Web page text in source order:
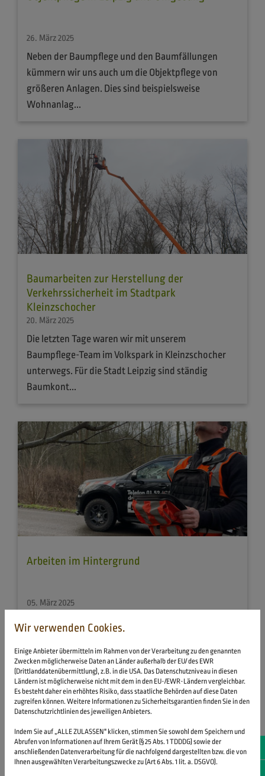
26. März 2025
Neben der Baumpflege und den Baumfällungen
kümmern wir uns auch um die Objektpflege von
größeren Anlagen. Dies sind beispielsweise
Wohnanlag...
Baumarbeiten zur Herstellung der
Verkehrssicherheit im Stadtpark
Kleinzschocher
20. März 2025
Die letzten Tage waren wir mit unserem
Baumpflege-Team im Volkspark in Kleinzschocher
unterwegs. Für die Stadt Leipzig sind ständig
Baumkont...
Arbeiten im Hintergrund
05. März 2025
Wir sind ständig auf den Strassen Leipzigs zu sehen,
Maschinen. Die Baumpflege und natürlich auch...
Wir verwenden Cookies.
Einige Anbieter übermitteln im Rahmen von der Verarbeitung zu den genannten
Zwecken möglicherweise Daten an Länder außerhalb der EU/ des EWR
(Drittlanddatenübermittlung), z.B. in die USA. Das Datenschutzniveau in diesen
Ländern ist möglicherweise nicht mit dem in den EU-/EWR-Ländern vergleichbar.
Es besteht daher ein erhöhtes Risiko, dass staatliche Behörden auf diese Daten
zugreifen können. Weitere Informationen zu Sicherheitsgarantien finden Sie in den
Datenschutzrichtlinien des jeweiligen Anbieters.
Indem Sie auf „ALLE ZULASSEN" klicken, stimmen Sie sowohl dem Speichern und
Abrufen von Informationen auf Ihrem Gerät (§ 25 Abs. 1 TDDDG) sowie der
anschließenden Datenverarbeitung für die nachfolgend dargestellten bzw. die von
Ihnen ausgewählten Verarbeitungszwecke zu (Art 6 Abs. 1 lit. a. DSGVO).